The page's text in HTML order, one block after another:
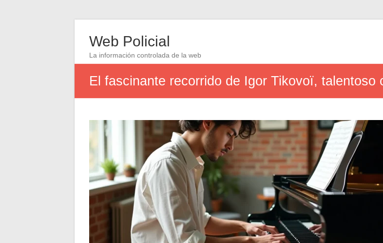
Web Policial
La información controlada de la web
El fascinante recorrido de Igor Tikovoï, talentoso